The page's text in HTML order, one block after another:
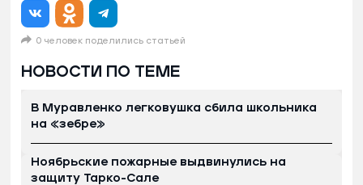
0 человек поделились статьей
НОВОСТИ ПО ТЕМЕ
В Муравленко легковушка сбила школьника
на «зебре»
Ноябрьские пожарные выдвинулись на
защиту Тарко-Сале